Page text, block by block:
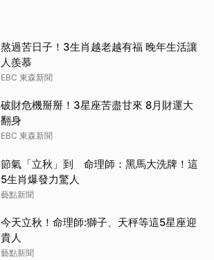
熬過苦日子！3生肖越老越有福 晚年生活讓
人羨慕
EBC 東森新聞
破財危機掰掰！3星座苦盡甘來 8月財運大
翻身
EBC 東森新聞
節氣「立秋」到 命理師：黑馬大洗牌！這
5生肖爆發力驚人
藝點新聞
今天立秋！命理師:獅子、天秤等這5星座迎
貴人
藝點新聞